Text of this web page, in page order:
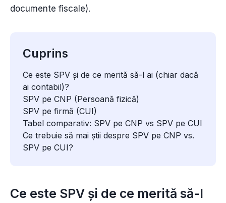
documente fiscale).
Cuprins
Ce este SPV și de ce merită să-l ai (chiar dacă
ai contabil)?
SPV pe CNP (Persoană fizică)
SPV pe firmă (CUI)
Tabel comparativ: SPV pe CNP vs SPV pe CUI
Ce trebuie să mai știi despre SPV pe CNP vs.
SPV pe CUI?
Ce este SPV și de ce merită să-l